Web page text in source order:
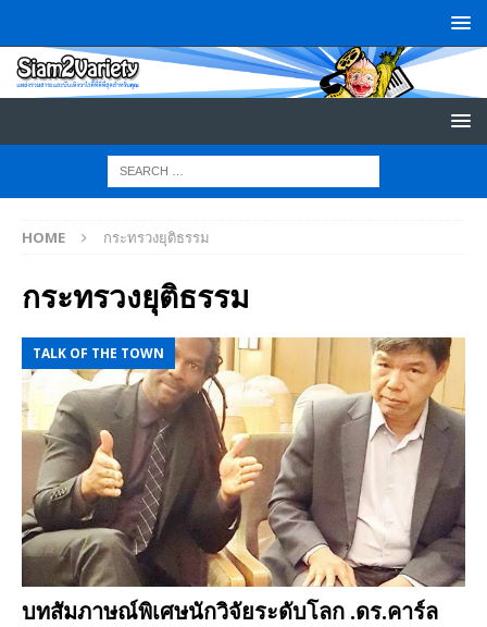
HOME กระทรวงยุติธรรม
กระทรวงยุติธรรม
TALK OF THE TOWN
บทสัมภาษณ์พิเศษนักวิจัยระดับโลก .ดร.คาร์ล